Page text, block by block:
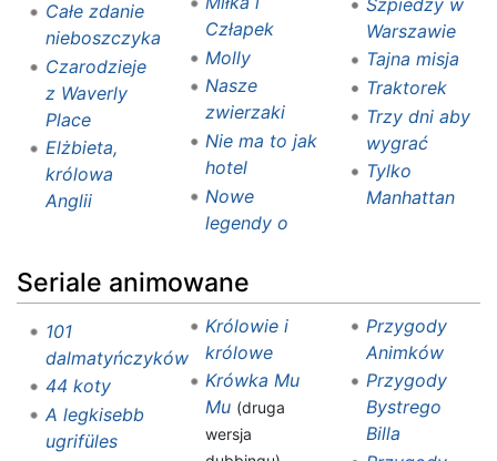
Całe zdanie
nieboszczyka
Czarodzieje
z Waverly
Place
Elżbieta,
królowa
Anglii
Człapek
Molly
Nasze
zwierzaki
Nie ma to jak
hotel
Nowe
legendy o
Warszawie
Tajna misja
Traktorek
Trzy dni aby
wygrać
Tylko
Manhattan
Seriale animowane
101
dalmatyńczyków
44 koty
A legkisebb
ugrifüles
Królowie i
królowe
Krówka Mu
Mu (druga
wersja
Przygody
Animków
Przygody
Bystrego
Billa